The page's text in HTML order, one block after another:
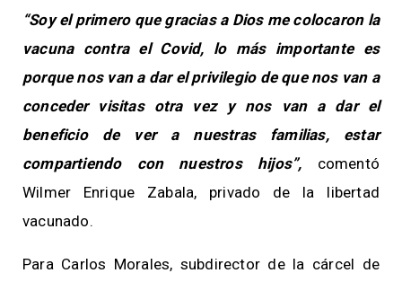
“Soy el primero que gracias a Dios me colocaron la
vacuna contra el Covid, lo más importante es
porque nos van a dar el privilegio de que nos van a
conceder visitas otra vez y nos van a dar el
beneficio de ver a nuestras familias, estar
compartiendo con nuestros hijos”, comentó
Wilmer Enrique Zabala, privado de la libertad
vacunado.
Para Carlos Morales, subdirector de la cárcel de